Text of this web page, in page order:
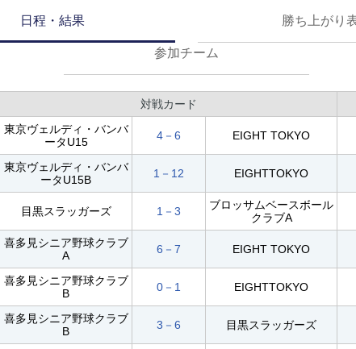
日程・結果 勝ち上がり
参加チーム
対戦カード
東京ヴェルディ・バンバ
ータU15
4－6 EIGHT TOKYO
東京ヴェルディ・バンバ
ータU15B
1－12 EIGHTTOKYO
目黒スラッガーズ 1－3
ブロッサムベースボール
クラブA
喜多見シニア野球クラブ
A
6－7 EIGHT TOKYO
喜多見シニア野球クラブ
B
0－1 EIGHTTOKYO
喜多見シニア野球クラブ
B
3－6 目黒スラッガーズ